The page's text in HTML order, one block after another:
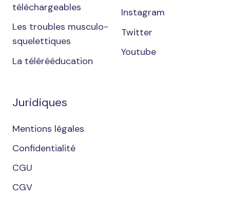
téléchargeables
Les troubles musculo-
squelettiques
La télérééducation
Instagram
Twitter
Youtube
Juridiques
Mentions légales
Confidentialité
CGU
CGV